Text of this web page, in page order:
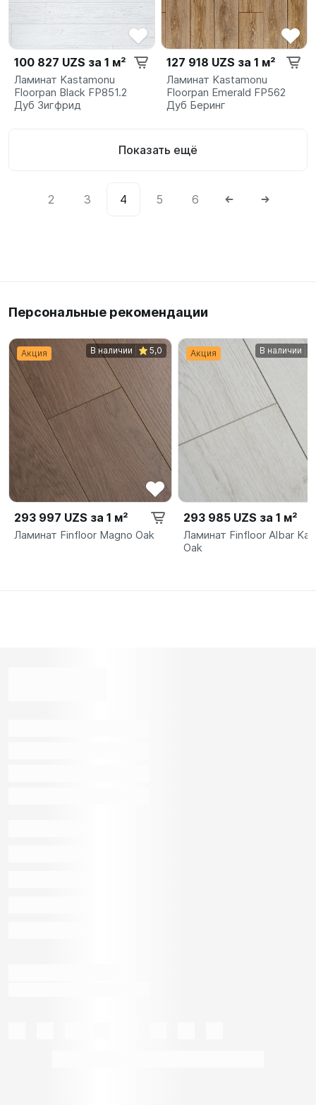
100 827 UZS за 1 м²
Ламинат Kastamonu
Floorpan Black FP851.2
Дуб Зигфрид
127 918 UZS за 1 м²
Ламинат Kastamonu
Floorpan Emerald FP562
Дуб Беринг
Показать ещё
2 3 4 5 6
Персональные рекомендации
Акция В наличии 5,0
293 997 UZS за 1 м²
Ламинат Finfloor Magno Oak
Акция В наличии
293 985 UZS за 1 м²
Ламинат Finfloor Albar
Oak